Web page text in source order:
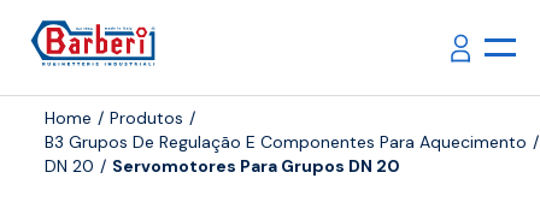
Home
Produtos
B3 Grupos De Regulação E Componentes Para Aquecimento
DN 20
Servomotores Para Grupos DN 20